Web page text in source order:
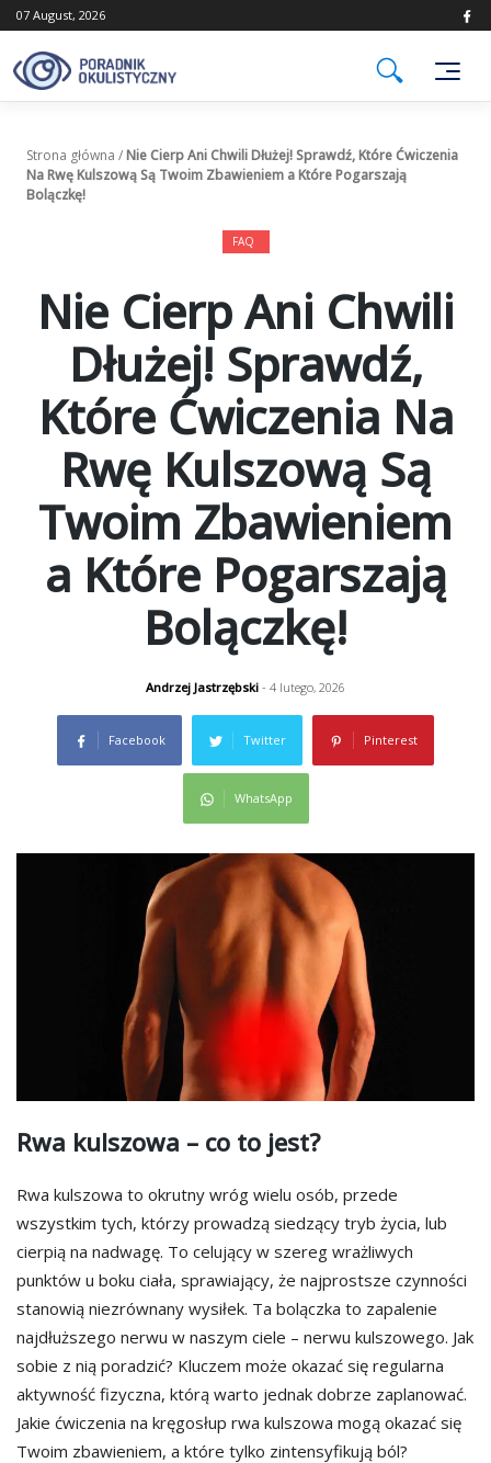
Skip
to
content
07 August, 2026
Strona główna /Nie Cierp Ani Chwili Dłużej! Sprawdź, Które Ćwiczenia
Na Rwę Kulszową Są Twoim Zbawieniem a Które Pogarszają
Bolączkę!
FAQ
Nie Cierp Ani Chwili
Dłużej! Sprawdź,
Które Ćwiczenia Na
Rwę Kulszową Są
Twoim Zbawieniem
a Które Pogarszają
Bolączkę!
Andrzej Jastrzębski - 4 lutego, 2026
Facebook Twitter Pinterest
WhatsApp
Rwa kulszowa – co to jest?
Rwa kulszowa to okrutny wróg wielu osób, przede
wszystkim tych, którzy prowadzą siedzący tryb życia, lub
cierpią na nadwagę. To celujący w szereg wrażliwych
punktów u boku ciała, sprawiający, że najprostsze czynności
stanowią niezrównany wysiłek. Ta bolączka to zapalenie
najdłuższego nerwu w naszym ciele – nerwu kulszowego. Jak
sobie z nią poradzić? Kluczem może okazać się regularna
aktywność fizyczna, którą warto jednak dobrze zaplanować.
Jakie ćwiczenia na kręgosłup rwa kulszowa mogą okazać się
Twoim zbawieniem, a które tylko zintensyfikują ból?